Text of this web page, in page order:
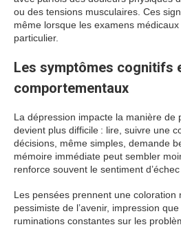
ou des tensions musculaires. Ces
même lorsque les examens
particulier.
Les symptômes cognitifs
comportementaux
La dépression impacte la manière de
devient plus difficile : lire, suivre une
décisions, même simples, demande
mémoire immédiate peut sembler
renforce souvent le sentiment d’échec
Les pensées prennent une coloration
pessimiste de l’avenir, impression
ruminations constantes sur les